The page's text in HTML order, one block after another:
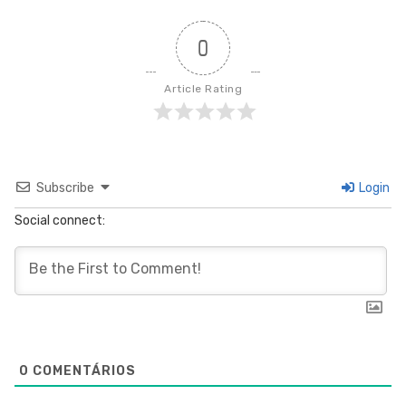
0
Article Rating
Subscribe Login
Social connect:
0 COMENTÁRIOS